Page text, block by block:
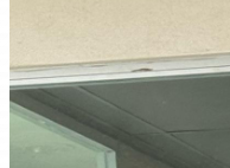
o
k
p